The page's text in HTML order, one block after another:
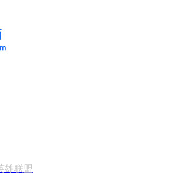
雄联盟